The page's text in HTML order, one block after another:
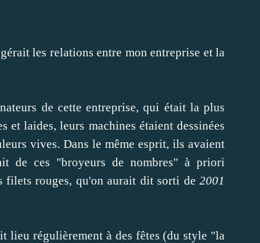
les relations entre mon entreprise et la
de cette entreprise, qui était la plus
laides, leurs machines étaient dessinées
vives. Dans le même esprit, ils avaient
de ces "broyeurs de nombres" à priori
filets rouges, qu'on aurait dit sorti de 2001
lieu régulièrement à des fêtes (du style "la